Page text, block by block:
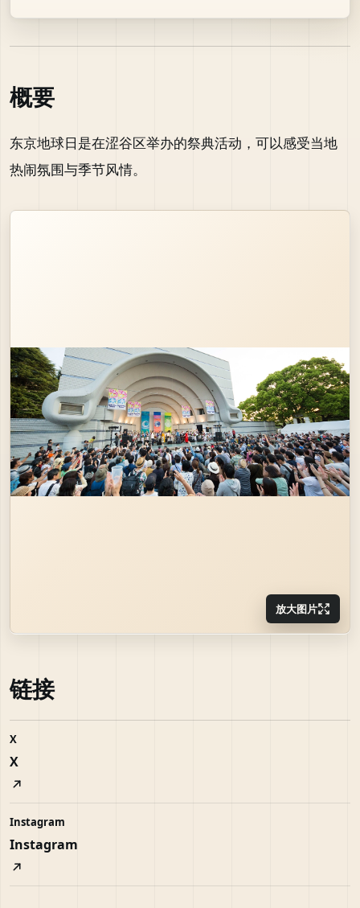
概要
东京地球日是在涩谷区举办的祭典活动，可以感受当地
热闹氛围与季节风情。
放大图片
链接
X
X
Instagram
Instagram